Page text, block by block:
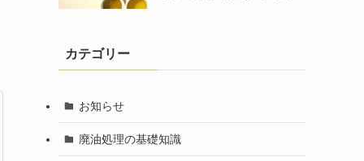
カテゴリー
お知らせ
廃油処理の基礎知識